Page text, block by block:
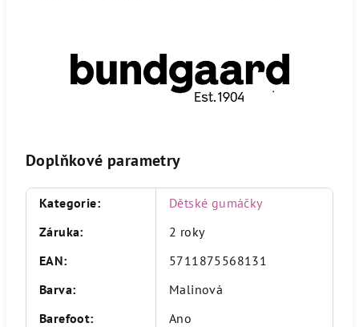
Doplňkové parametry
Kategorie:
Dětské gumáčky
Záruka:
2 roky
EAN:
5711875568131
Barva:
Malinová
Barefoot:
Ano